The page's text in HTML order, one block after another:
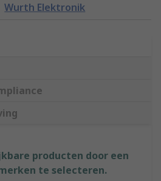
Wurth Elektronik
producten door een
te selecteren.